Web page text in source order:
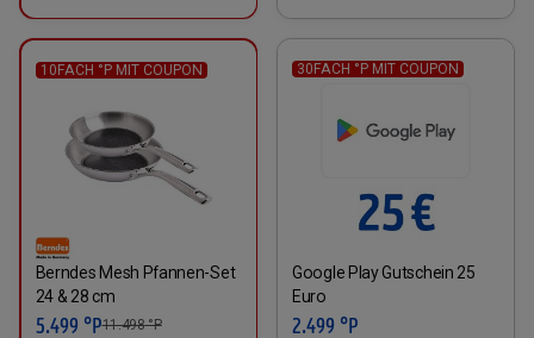
10FACH °P MIT COUPON
Berndes Mesh Pfannen-Set
24 & 28 cm
5.499 °P11.498°P
30FACH °P MIT COUPON
Google Play Gutschein 25
Euro
2.499 °P